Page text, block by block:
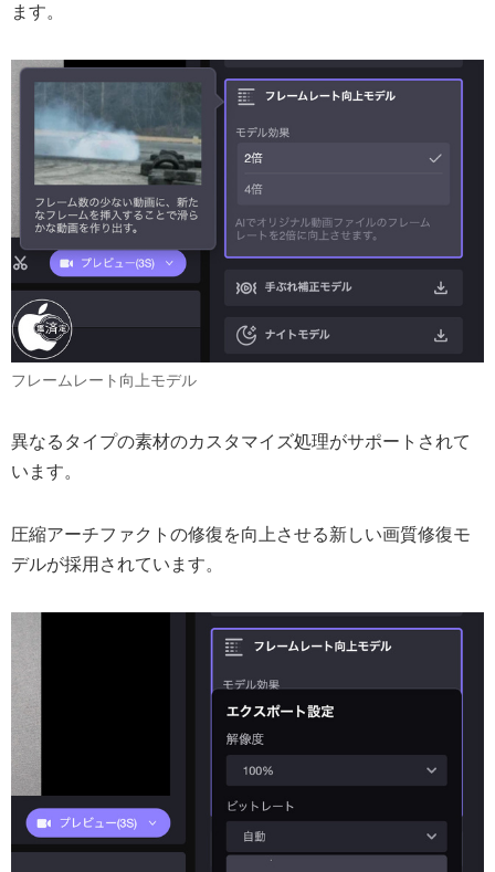
ます。
フレームレート向上モデル
異なるタイプの素材のカスタマイズ処理がサポートされて
います。
圧縮アーチファクトの修復を向上させる新しい画質修復モ
デルが採用されています。